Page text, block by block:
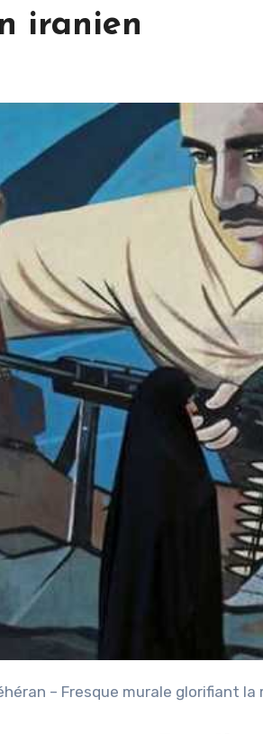
iranien
– Fresque murale glorifiant